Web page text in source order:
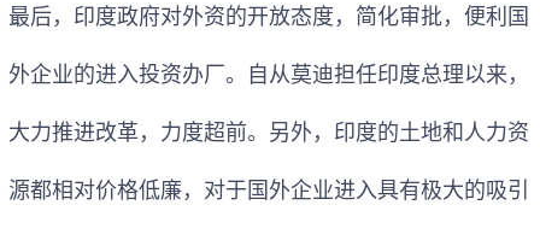
最后，印度政府对外资的开放态度，简化审批，便利国
外企业的进入投资办厂。自从莫迪担任印度总理以来，
大力推进改革，力度超前。另外，印度的土地和人力资
源都相对价格低廉，对于国外企业进入具有极大的吸引